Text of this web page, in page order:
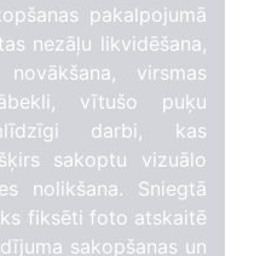
pakalpojumā
nezāļu likvidēšana,
virsmas
vītušo puķu
darbi, kas
sakoptu vizuālo
nolikšana. Sniegtā
fiksēti foto atskaitē
sakopšanas un